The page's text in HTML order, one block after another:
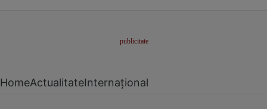
HomeActualitateInternațional